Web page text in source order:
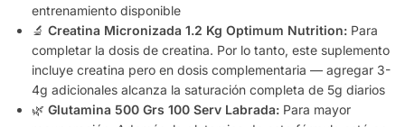
entrenamiento disponible
🔬 Creatina Micronizada 1.2 Kg Optimum Nutrition: Para
completar la dosis de creatina. Por lo tanto, este suplemento
incluye creatina pero en dosis complementaria — agregar 3-
4g adicionales alcanza la saturación completa de 5g diarios
🌿 Glutamina 500 Grs 100 Serv Labrada: Para mayor